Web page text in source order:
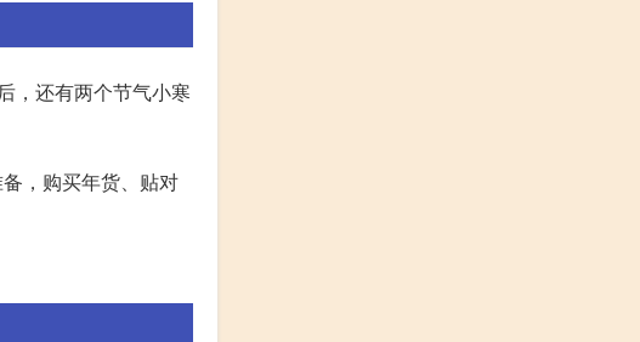
，还有两个节气小寒
，购买年货、贴对